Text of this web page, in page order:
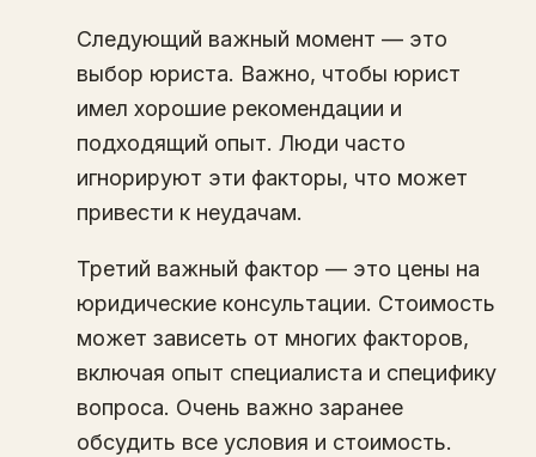
Следующий важный момент — это
выбор юриста. Важно, чтобы юрист
имел хорошие рекомендации и
подходящий опыт. Люди часто
игнорируют эти факторы, что может
привести к неудачам.
Третий важный фактор — это цены на
юридические консультации. Стоимость
может зависеть от многих факторов,
включая опыт специалиста и специфику
вопроса. Очень важно заранее
обсудить все условия и стоимость.